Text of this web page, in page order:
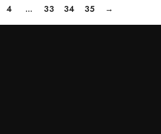
4 … 33 34 35 →